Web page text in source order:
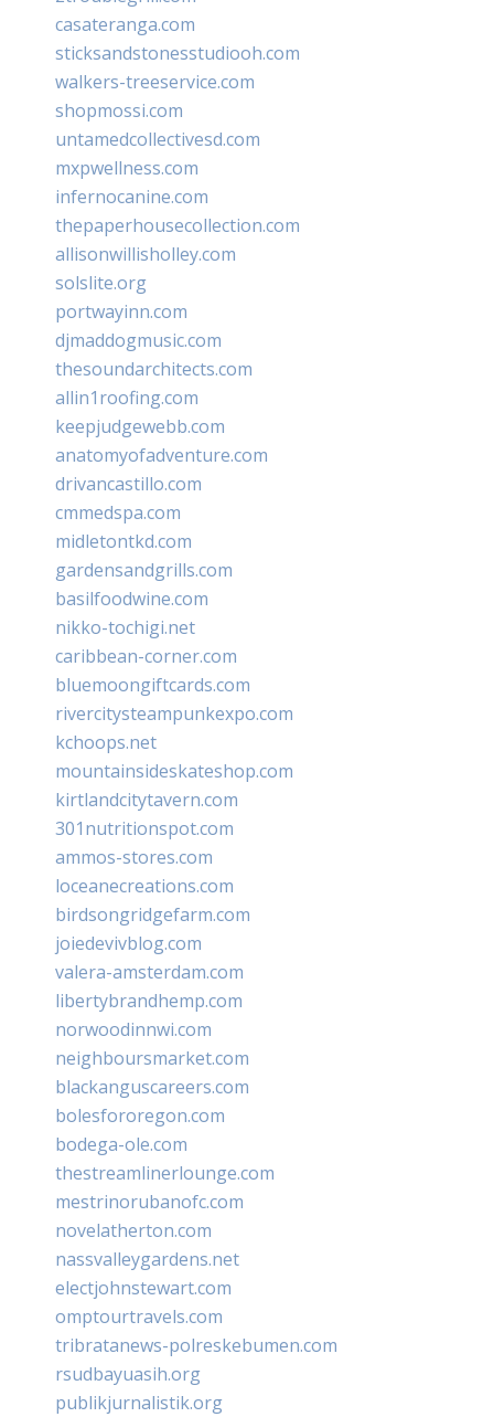
casateranga.com
sticksandstonesstudiooh.com
walkers-treeservice.com
shopmossi.com
untamedcollectivesd.com
mxpwellness.com
infernocanine.com
thepaperhousecollection.com
allisonwillisholley.com
solslite.org
portwayinn.com
djmaddogmusic.com
thesoundarchitects.com
allin1roofing.com
keepjudgewebb.com
anatomyofadventure.com
drivancastillo.com
cmmedspa.com
midletontkd.com
gardensandgrills.com
basilfoodwine.com
nikko-tochigi.net
caribbean-corner.com
bluemoongiftcards.com
rivercitysteampunkexpo.com
kchoops.net
mountainsideskateshop.com
kirtlandcitytavern.com
301nutritionspot.com
ammos-stores.com
loceanecreations.com
birdsongridgefarm.com
joiedevivblog.com
valera-amsterdam.com
libertybrandhemp.com
norwoodinnwi.com
neighboursmarket.com
blackanguscareers.com
bolesfororegon.com
bodega-ole.com
thestreamlinerlounge.com
mestrinorubanofc.com
novelatherton.com
nassvalleygardens.net
electjohnstewart.com
omptourtravels.com
tribratanews-polreskebumen.com
rsudbayuasih.org
publikjurnalistik.org